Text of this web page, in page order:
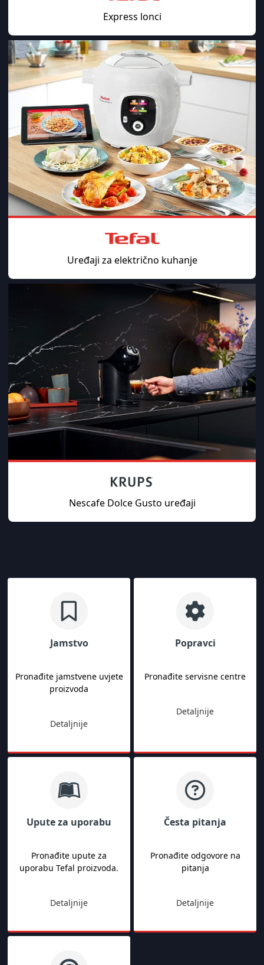
Express lonci
Uređaji za električno kuhanje
Nescafe Dolce Gusto uređaji
Jamstvo
Pronađite jamstvene uvjete
proizvoda
Detaljnije
Popravci
Pronađite servisne centre
Detaljnije
Upute za uporabu
Pronađite upute za
uporabu Tefal proizvoda.
Detaljnije
Česta pitanja
Pronađite odgovore na
pitanja
Detaljnije